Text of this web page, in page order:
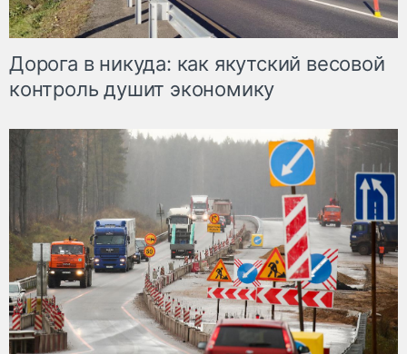
Дорога в никуда: как якутский весовой
контроль душит экономику